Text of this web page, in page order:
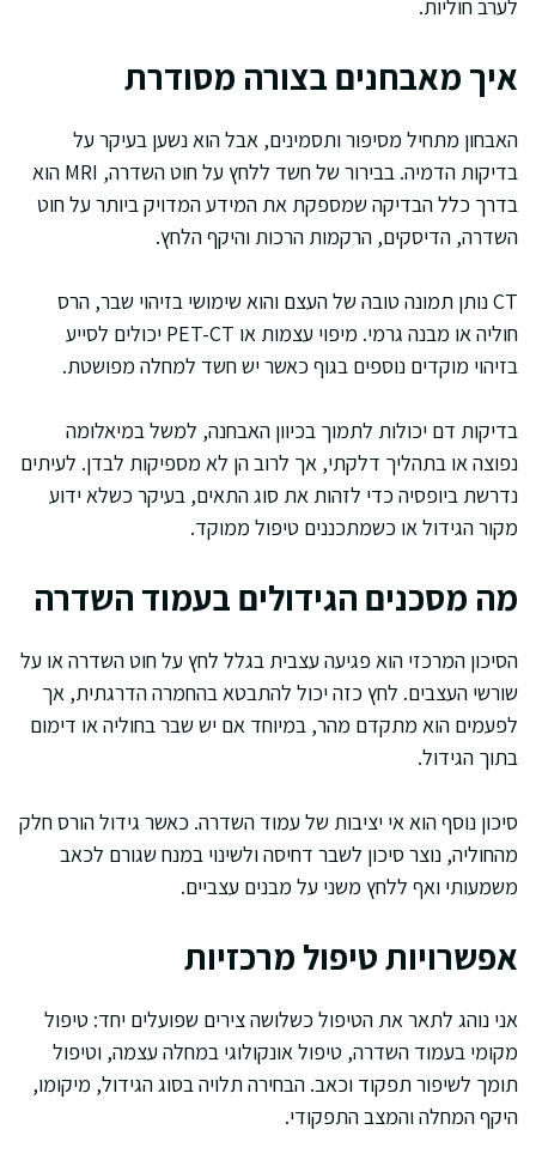
לערב חוליות.
איך מאבחנים בצורה מסודרת
האבחון מתחיל מסיפור ותסמינים, אבל הוא נשען בעיקר על
בדיקות הדמיה. בבירור של חשד ללחץ על חוט השדרה, MRI הוא
בדרך כלל הבדיקה שמספקת את המידע המדויק ביותר על חוט
השדרה, הדיסקים, הרקמות הרכות והיקף הלחץ.
CT נותן תמונה טובה של העצם והוא שימושי בזיהוי שבר, הרס
חוליה או מבנה גרמי. מיפוי עצמות או PET-CT יכולים לסייע
בזיהוי מוקדים נוספים בגוף כאשר יש חשד למחלה מפושטת.
בדיקות דם יכולות לתמוך בכיוון האבחנה, למשל במיאלומה
נפוצה או בתהליך דלקתי, אך לרוב הן לא מספיקות לבדן. לעיתים
נדרשת ביופסיה כדי לזהות את סוג התאים, בעיקר כשלא ידוע
מקור הגידול או כשמתכננים טיפול ממוקד.
מה מסכנים הגידולים בעמוד השדרה
הסיכון המרכזי הוא פגיעה עצבית בגלל לחץ על חוט השדרה או על
שורשי העצבים. לחץ כזה יכול להתבטא בהחמרה הדרגתית, אך
לפעמים הוא מתקדם מהר, במיוחד אם יש שבר בחוליה או דימום
בתוך הגידול.
סיכון נוסף הוא אי יציבות של עמוד השדרה. כאשר גידול הורס חלק
מהחוליה, נוצר סיכון לשבר דחיסה ולשינוי במנח שגורם לכאב
משמעותי ואף ללחץ משני על מבנים עצביים.
אפשרויות טיפול מרכזיות
אני נוהג לתאר את הטיפול כשלושה צירים שפועלים יחד: טיפול
מקומי בעמוד השדרה, טיפול אונקולוגי במחלה עצמה, וטיפול
תומך לשיפור תפקוד וכאב. הבחירה תלויה בסוג הגידול, מיקומו,
היקף המחלה והמצב התפקודי.